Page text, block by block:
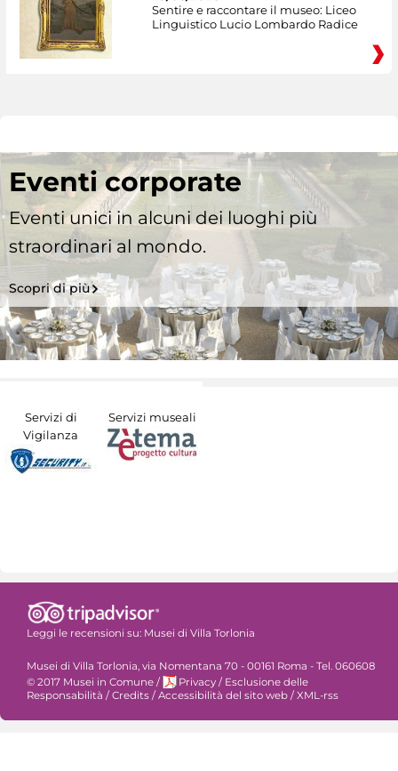
Sentire e raccontare il museo: Liceo
Linguistico Lucio Lombardo Radice
Eventi corporate
Eventi unici in alcuni dei luoghi più
straordinari al mondo.
Scopri di più
Servizi di
Vigilanza
Servizi museali
Leggi le recensioni su: Musei di Villa Torlonia
Musei di Villa Torlonia, via Nomentana 70 - 00161 Roma - Tel. 060608
© 2017 Musei in Comune / Privacy / Esclusione delle
Responsabilità / Credits / Accessibilità del sito web / XML-rss